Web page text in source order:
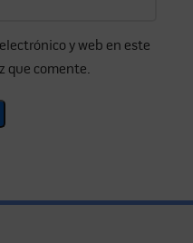
y web en este
que comente.